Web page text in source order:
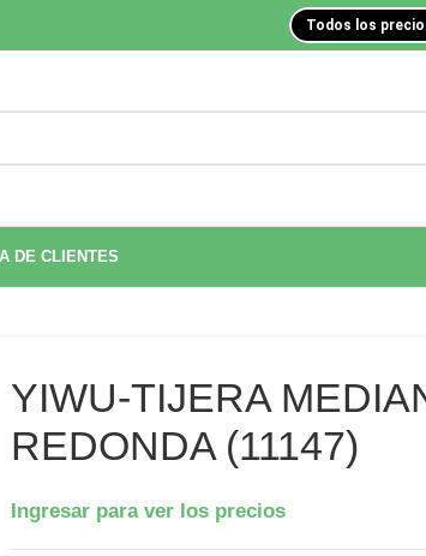
Todos los
DE CLIENTES
YIWU-TIJERA
REDONDA (11147)
Ingresar para ver los precios